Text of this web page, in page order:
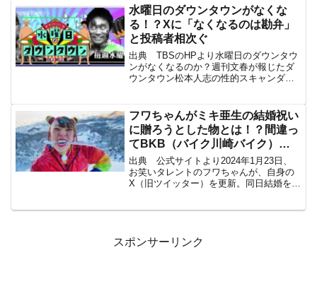
もらった有田焼泰山のご飯茶碗が割れた
ことを投稿し...
水曜日のダウンタウンがなくな
る！？Xに「なくなるのは勘弁」
と投稿者相次ぐ
出典 TBSのHPより水曜日のダウンタウ
ンがなくなるのか？週刊文春が報じたダ
ウンタウン松本人志の性的スキャンダル
ダルの内容は、2015年に東京都内のホテ
ルで複数の女性に性...
フワちゃんがミキ亜生の結婚祝い
に贈ろうとした物とは！？間違っ
てBKB（バイク川崎バイク）に
ｗ
出典 公式サイトより2024年1月23日、
お笑いタレントのフワちゃんが、自身の
X（旧ツイッター）を更新。同日結婚を発
スポンサーリンク